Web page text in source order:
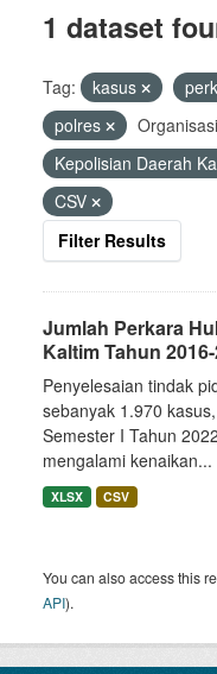
1 dataset
Tag: kasus
polres
Kepolisian Daerah
CSV
Filter Results
Jumlah Perkara
Kaltim Tahun
Penyelesaian tindak
sebanyak 1.970
Semester I Tahun
mengalami kenaikan...
XLSX CSV
You can also access this
API).